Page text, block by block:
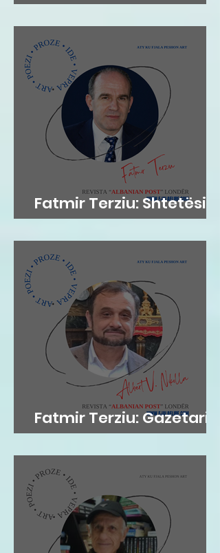
DIBRANE”
Fatmir Terziu: Shtetësia
britanike sipas lindjes
Fatmir Terziu: Gazetari si
kujtesë, poezia si atdhe